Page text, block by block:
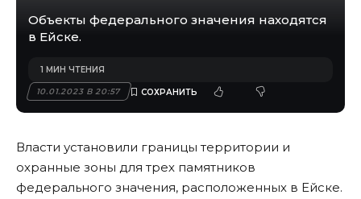
Объекты федерального значения находятся
в Ейске.
10.01.2023 В 20:57
1 МИН ЧТЕНИЯ
Власти установили границы территории и
охранные зоны для трех памятников
федерального значения, расположенных в Ейске.